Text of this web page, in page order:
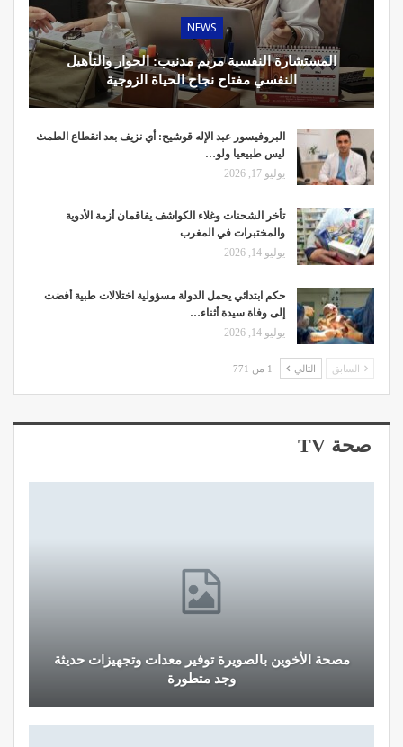
NEWS
المستشارة النفسية مريم مدنيب: الحوار والتأهيل
النفسي مفتاح نجاح الحياة الزوجية
البروفيسور عبد الإله قوشيح: أي نزيف بعد انقطاع الطمث
ليس طبيعيا ولو…
يوليو 17, 2026
تأخر الشحنات وغلاء الكواشف يفاقمان أزمة الأدوية
والمختبرات في المغرب
يوليو 14, 2026
حكم ابتدائي يحمل الدولة مسؤولية اختلالات طبية أفضت
إلى وفاة سيدة أثناء…
يوليو 14, 2026
السابق التالي 1 من 771
صحة TV
مصحة الأخوين بالصويرة توفير معدات وتجهيزات حديثة
وجد متطورة